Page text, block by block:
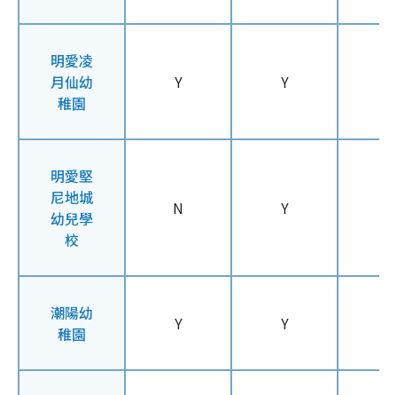
明愛凌
月仙幼
稚園
Y Y
明愛堅
尼地城
幼兒學
校
N Y
潮陽幼
稚園
Y Y